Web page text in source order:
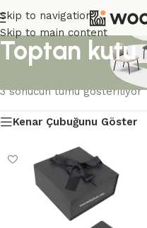
Skip to navigation
Skip to main content
Toptan kutu
Ürünler
3 sonucun tümü gösteriliyor
Kenar Çubuğunu Göster